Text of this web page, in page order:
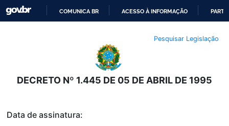
O
CONTEÚDO
COMUNICA BR ACESSO À INFORMAÇÃO
Pesquisar Legislação
DECRETO Nº 1.445 DE 05 DE ABRIL DE 1995
Data de assinatura: